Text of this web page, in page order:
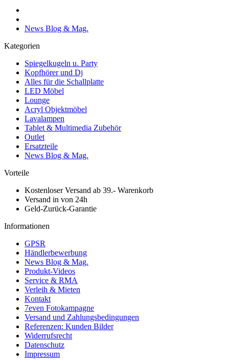
News Blog & Mag.
Kategorien
Spiegelkugeln u. Party
Kopfhörer und Dj
Alles für die Schallplatte
LED Möbel
Lounge
Acryl Objektmöbel
Lavalampen
Tablet & Multimedia Zubehör
Outlet
Ersatzteile
News Blog & Mag.
Vorteile
Kostenloser Versand ab 39.- Warenkorb
Versand in von 24h
Geld-Zurück-Garantie
Informationen
GPSR
Händlerbewerbung
News Blog & Mag.
Produkt-Videos
Service & RMA
Verleih & Mieten
Kontakt
7even Fotokampagne
Versand und Zahlungsbedingungen
Referenzen: Kunden Bilder
Widerrufsrecht
Datenschutz
Impressum